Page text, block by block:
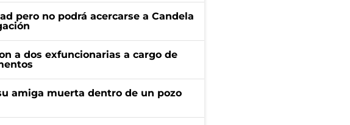
pero no podrá acercarse a Candela
a dos exfuncionarias a cargo de
amiga muerta dentro de un pozo